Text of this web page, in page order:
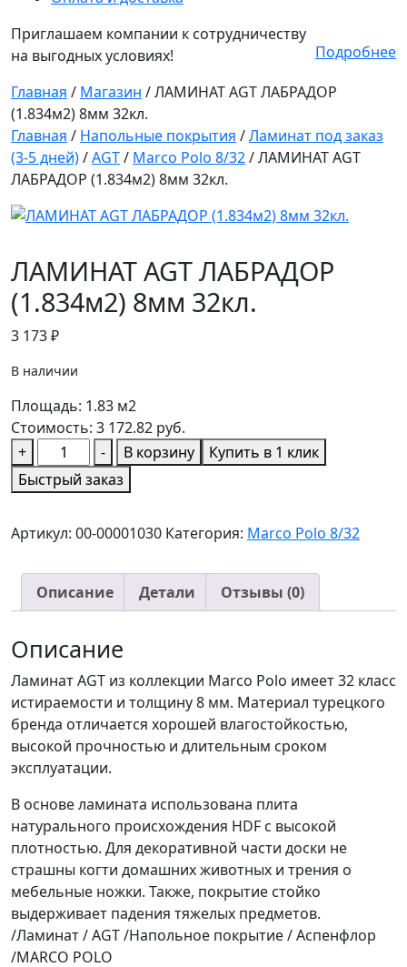
Приглашаем компании к сотрудничеству
на выгодных условиях!
Подробнее
Главная / Магазин /ЛАМИНАТ AGT ЛАБРАДОР
(1.834м2) 8мм 32кл.
Главная / Напольные покрытия /Ламинат под заказ
(3-5 дней)/AGT/ Marco Polo 8/32/ ЛАМИНАТ AGT
ЛАБРАДОР (1.834м2) 8мм 32кл.
ЛАМИНАТ AGT ЛАБРАДОР
(1.834м2) 8мм 32кл.
3 173₽
В наличии
Площадь: 1.83 м2
Стоимость: 3 172.82 руб.
+
Количество
товара
ЛАМИНАТ
ЛАБРАДОР
8мм
32кл.
- В корзину
Купить в 1 клик
Быстрый заказ
Артикул: 00-00001030 Категория: Marco Polo 8/32
Описание Детали Отзывы (0)
Описание
Ламинат AGT из коллекции Marco Polo имеет 32 класс
истираемости и толщину 8 мм. Материал турецкого
бренда отличается хорошей влагостойкостью,
высокой прочностью и длительным сроком
эксплуатации.
В основе ламината использована плита
натурального происхождения HDF с высокой
плотностью. Для декоративной части доски не
страшны когти домашних животных и трения о
мебельные ножки. Также, покрытие стойко
выдерживает падения тяжелых предметов.
/Ламинат / AGT /Напольное покрытие / Аспенфлор
/MARCO POLO